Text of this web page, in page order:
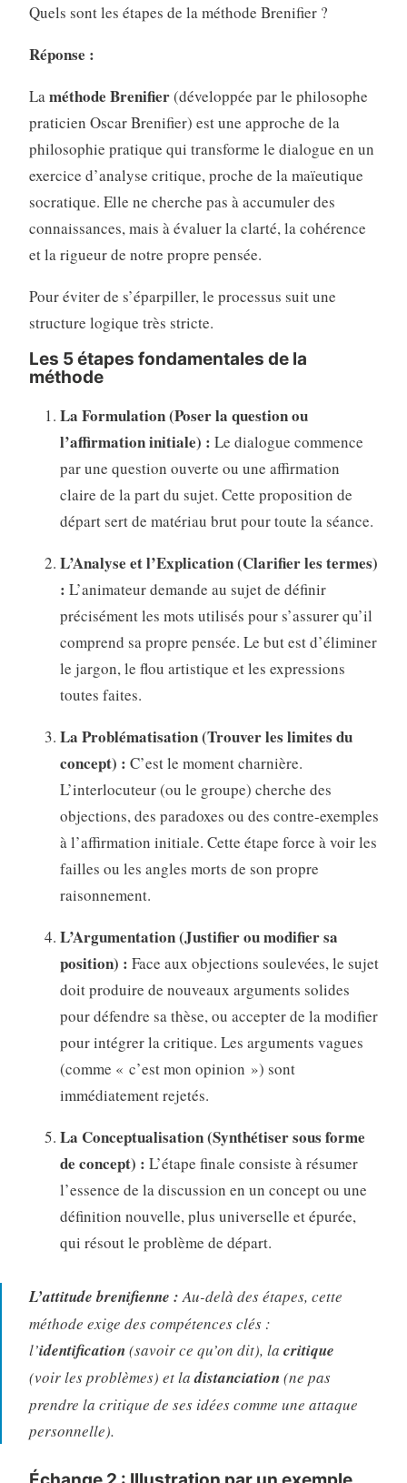
Quels sont les étapes de la méthode Brenifier ?
Réponse :
Laméthode Brenifier(développée par le philosophe
praticien Oscar Brenifier) est une approche de la
philosophie pratique qui transforme le dialogue en un
exercice d’analyse critique, proche de la maïeutique
socratique. Elle ne cherche pas à accumuler des
connaissances, mais à évaluer la clarté, la cohérence
et la rigueur de notre propre pensée.
Pour éviter de s’éparpiller, le processus suit une
structure logique très stricte.
Les 5 étapes fondamentales de la
méthode
La Formulation (Poser la question ou
l’affirmation initiale) : Le dialogue commence
par une question ouverte ou une affirmation
claire de la part du sujet. Cette proposition de
départ sert de matériau brut pour toute la séance.
L’Analyse et l’Explication (Clarifier les termes)
: L’animateur demande au sujet de définir
précisément les mots utilisés pour s’assurer qu’il
comprend sa propre pensée. Le but est d’éliminer
le jargon, le flou artistique et les expressions
toutes faites.
La Problématisation (Trouver les limites du
concept) : C’est le moment charnière.
L’interlocuteur (ou le groupe) cherche des
objections, des paradoxes ou des contre-exemples
à l’affirmation initiale. Cette étape force à voir les
failles ou les angles morts de son propre
raisonnement.
L’Argumentation (Justifier ou modifier sa
position) : Face aux objections soulevées, le sujet
doit produire de nouveaux arguments solides
pour défendre sa thèse, ou accepter de la modifier
pour intégrer la critique. Les arguments vagues
(comme « c’est mon opinion ») sont
immédiatement rejetés.
La Conceptualisation (Synthétiser sous forme
de concept) : L’étape finale consiste à résumer
l’essence de la discussion en un concept ou une
définition nouvelle, plus universelle et épurée,
qui résout le problème de départ.
L’attitude brenifienne :Au-delà des étapes, cette
méthode exige des compétences clés :
l’identification (savoir ce qu’on dit), la critique
(voir les problèmes) et ladistanciation (ne pas
prendre la critique de ses idées comme une attaque
personnelle).